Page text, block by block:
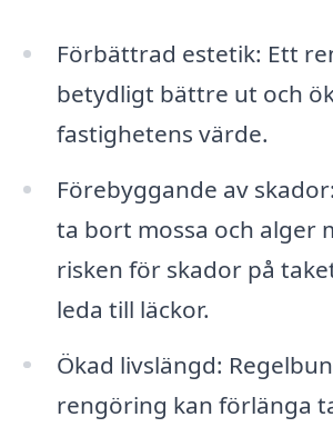
Förbättrad estetik: Ett
betydligt bättre ut och
fastighetens värde.
Förebyggande av
ta bort mossa och alger
risken för skador på
leda till läckor.
Ökad livslängd:
rengöring kan förlänga